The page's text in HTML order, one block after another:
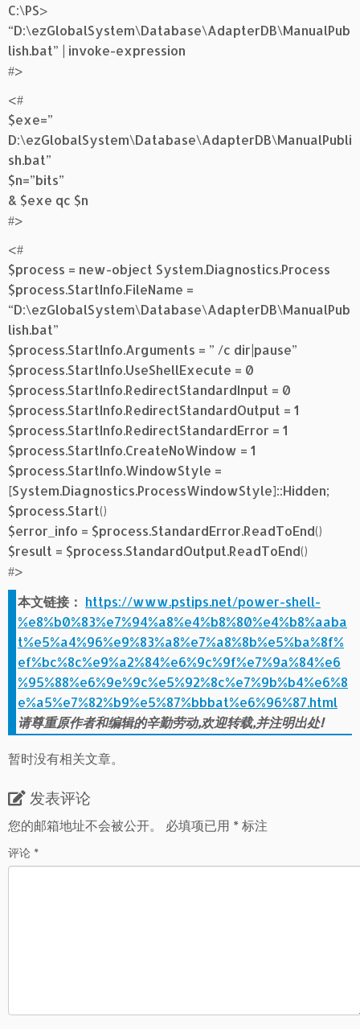
C:\PS>
“D:\ezGlobalSystem\Database\AdapterDB\ManualPub
lish.bat” | invoke-expression
#>
<#
$exe=”
D:\ezGlobalSystem\Database\AdapterDB\ManualPubli
sh.bat”
$n=”bits”
& $exe qc $n
#>
<#
$process = new-object System.Diagnostics.Process
$process.StartInfo.FileName =
“D:\ezGlobalSystem\Database\AdapterDB\ManualPub
lish.bat”
$process.StartInfo.Arguments = ” /c dir|pause”
$process.StartInfo.UseShellExecute = 0
$process.StartInfo.RedirectStandardInput = 0
$process.StartInfo.RedirectStandardOutput = 1
$process.StartInfo.RedirectStandardError = 1
$process.StartInfo.CreateNoWindow = 1
$process.StartInfo.WindowStyle =
[System.Diagnostics.ProcessWindowStyle]::Hidden;
$process.Start()
$error_info = $process.StandardError.ReadToEnd()
$result = $process.StandardOutput.ReadToEnd()
#>
本文链接： https://www.pstips.net/power-shell-
%e8%b0%83%e7%94%a8%e4%b8%80%e4%b8%aaba
t%e5%a4%96%e9%83%a8%e7%a8%8b%e5%ba%8f%
ef%bc%8c%e9%a2%84%e6%9c%9f%e7%9a%84%e6
%95%88%e6%9e%9c%e5%92%8c%e7%9b%b4%e6%8
e%a5%e7%82%b9%e5%87%bbbat%e6%96%87.html
请尊重原作者和编辑的辛勤劳动,欢迎转载,并注明出处!
暂时没有相关文章。
发表评论
您的邮箱地址不会被公开。
必填项已用 *标注
评论 *